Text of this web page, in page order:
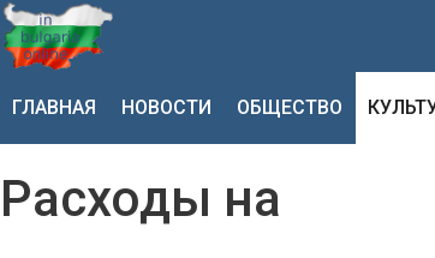
ГЛАВНАЯ НОВОСТИ ОБЩЕСТВО
Расходы на